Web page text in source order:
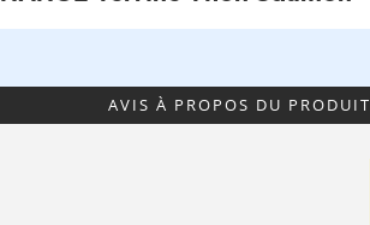
AVIS À PROPOS DU PRODUIT